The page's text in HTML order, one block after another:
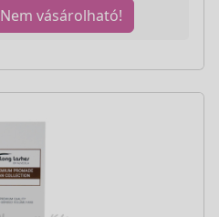
Nem vásárolható!